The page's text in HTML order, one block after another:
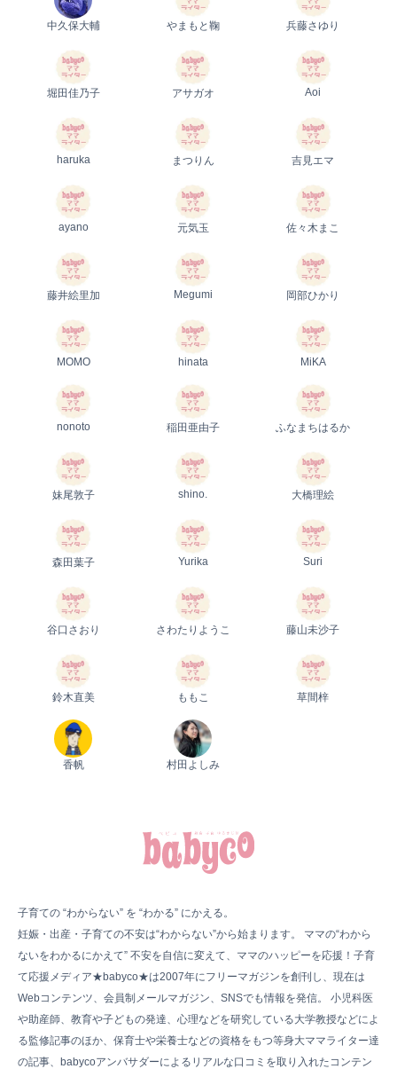
中久保大輔 やまもと鞠 兵藤さゆり
堀田佳乃子 アサガオ Aoi
haruka まつりん 吉見エマ
ayano 元気玉 佐々木まこ
藤井絵里加 Megumi 岡部ひかり
MOMO hinata MiKA
nonoto 稲田亜由子 ふなまちはるか
妹尾敦子 shino. 大橋理絵
森田葉子 Yurika Suri
谷口さおり さわたりようこ 藤山未沙子
鈴木直美 ももこ 草間梓
香帆 村田よしみ
子育ての “わからない” を “わかる” にかえる。
妊娠・出産・子育ての不安は“わからない”から始まります。 ママの“わから
ないをわかるにかえて” 不安を自信に変えて、ママのハッピーを応援！子育
て応援メディア★babyco★は2007年にフリーマガジンを創刊し、現在は
Webコンテンツ、会員制メールマガジン、SNSでも情報を発信。 小児科医
や助産師、教育や子どもの発達、心理などを研究している大学教授などによ
る監修記事のほか、保育士や栄養士などの資格をもつ等身大ママライター達
の記事、babycoアンバサダーによるリアルな口コミを取り入れたコンテン